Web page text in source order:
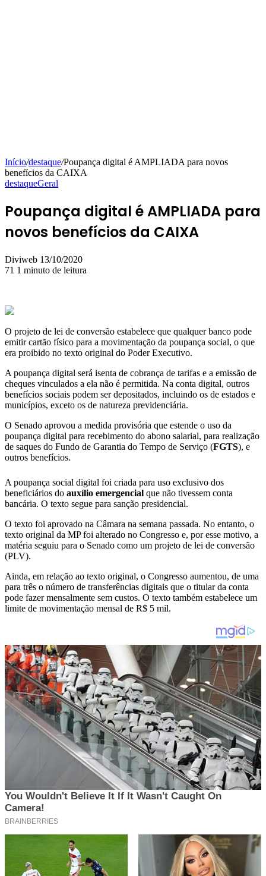
Início/destaque/Poupança digital é AMPLIADA para novos
benefícios da CAIXA
destaqueGeral
Poupança digital é AMPLIADA para
novos benefícios da CAIXA
Diviweb Mande
um
13/10/2020
71 1 minuto de leitura
O projeto de lei de conversão estabelece que qualquer banco pode
emitir cartão físico para a movimentação da poupança social, o que
era proibido no texto original do Poder Executivo.
A poupança digital será isenta de cobrança de tarifas e a emissão de
cheques vinculados a ela não é permitida. Na conta digital, outros
benefícios sociais podem ser depositados, incluindo os de estados e
municípios, exceto os de natureza previdenciária.
O Senado aprovou a medida provisória que estende o uso da
poupança digital para recebimento do abono salarial, para realização
de saques do Fundo de Garantia do Tempo de Serviço (FGTS), e
outros benefícios.
A poupança social digital foi criada para uso exclusivo dos
beneficiários do auxílio emergencial que não tivessem conta
bancária. O texto segue para sanção presidencial.
O texto foi aprovado na Câmara na semana passada. No entanto, o
texto original da MP foi alterado no Congresso e, por esse motivo, a
matéria seguiu para o Senado como um projeto de lei de conversão
(PLV).
Ainda, em relação ao texto original, o Congresso aumentou, de uma
para três o número de transferências digitais que o titular da conta
pode fazer mensalmente sem custos. O texto também estabelece um
limite de movimentação mensal de R$ 5 mil.